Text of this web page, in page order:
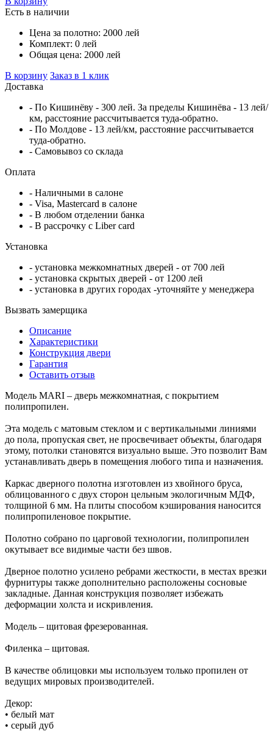
Есть в наличии
Цена за полотно: 2000 лей
Комплект: 0 лей
Общая цена: 2000 лей
В корзину Заказ в 1 клик
Доставка
- По Кишинёву - 300 лей. За пределы Кишинёва - 13 лей/
км, расстояние рассчитывается туда-обратно.
- По Молдове - 13 лей/км, расстояние рассчитывается
туда-обратно.
- Самовывоз со склада
Оплата
- Наличными в салоне
- Visa, Mastercard в салоне
- В любом отделении банка
- В рассрочку c Liber card
Установка
- установка межкомнатных дверей - от 700 лей
- установка скрытых дверей - от 1200 лей
- установка в других городах -уточняйте у менеджера
Вызвать замерщика
Описание
Характеристики
Конструкция двери
Гарантия
Оставить отзыв
Модель MARI – дверь межкомнатная, с покрытием
полипропилен.
Эта модель с матовым стеклом и с вертикальными линиями
до пола, пропуская свет, не просвечивает объекты, благодаря
этому, потолки становятся визуально выше. Это позволит Вам
устанавливать дверь в помещения любого типа и назначения.
Каркас дверного полотна изготовлен из хвойного бруса,
облицованного с двух сторон цельным экологичным МДФ,
толщиной 6 мм. На плиты способом кэширования наносится
полипропиленовое покрытие.
Полотно собрано по царговой технологии, полипропилен
окутывает все видимые части без швов.
Дверное полотно усилено ребрами жесткости, в местах врезки
фурнитуры также дополнительно расположены сосновые
закладные. Данная конструкция позволяет избежать
деформации холста и искривления.
Модель – щитовая фрезерованная.
Филенка – щитовая.
В качестве облицовки мы используем только пропилен от
ведущих мировых производителей.
Декор:
• белый мат
• серый дуб